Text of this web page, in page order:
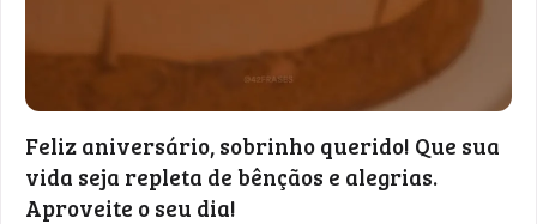
Feliz aniversário, sobrinho querido! Que sua
vida seja repleta de bênçãos e alegrias.
Aproveite o seu dia!